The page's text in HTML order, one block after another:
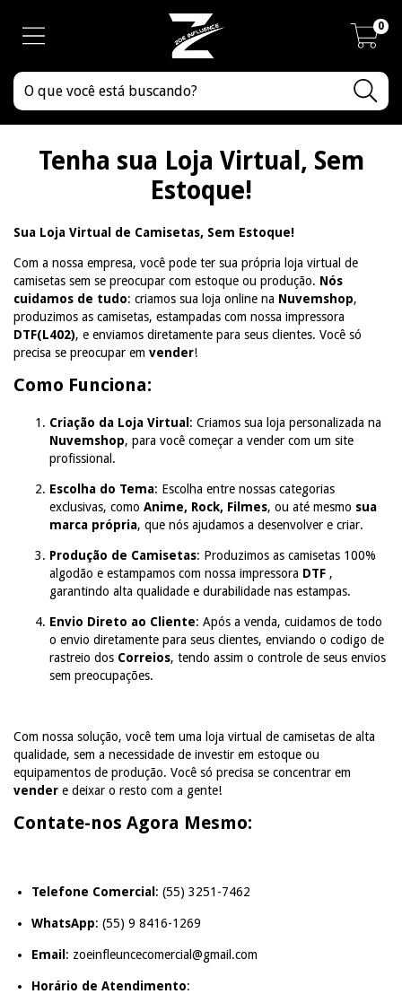
0
Tenha sua Loja Virtual, Sem
Estoque!
Sua Loja Virtual de Camisetas, Sem Estoque!
Com a nossa empresa, você pode ter sua própria loja virtual de
camisetas sem se preocupar com estoque ou produção. Nós
cuidamos de tudo: criamos sua loja online na Nuvemshop,
produzimos as camisetas, estampadas com nossa impressora
DTF(L402), e enviamos diretamente para seus clientes. Você só
precisa se preocupar em vender!
Como Funciona:
Criação da Loja Virtual : Criamos sua loja personalizada na
Nuvemshop, para você começar a vender com um site
profissional.
Escolha do Tema: Escolha entre nossas categorias
exclusivas, como Anime, Rock, Filmes, ou até mesmo sua
marca própria, que nós ajudamos a desenvolver e criar.
Produção de Camisetas: Produzimos as camisetas 100%
algodão e estampamos com nossa impressora DTF ,
garantindo alta qualidade e durabilidade nas estampas.
Envio Direto ao Cliente: Após a venda, cuidamos de todo
o envio diretamente para seus clientes, enviando o codigo de
rastreio dos Correios, tendo assim o controle de seus envios
sem preocupações.
Com nossa solução, você tem uma loja virtual de camisetas de alta
qualidade, sem a necessidade de investir em estoque ou
equipamentos de produção. Você só precisa se concentrar em
vender e deixar o resto com a gente!
Contate-nos Agora Mesmo:
Telefone Comercial : (55) 3251-7462
WhatsApp: (55) 9 8416-1269
Email : zoeinfleuncecomercial@gmail.com
Horário de Atendimento: